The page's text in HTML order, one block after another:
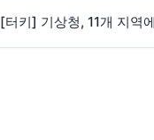
[터키] 기상청, 11개 지역